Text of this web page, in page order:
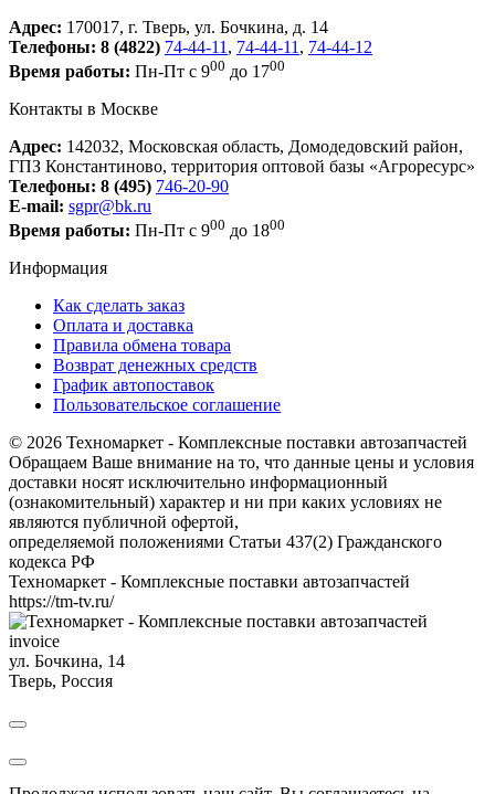
Адрес: 170017, г. Тверь, ул. Бочкина, д. 14
Телефоны: 8 (4822) 74-44-11 , 74-44-11 , 74-44-12
Время работы: Пн-Пт с 900 до 1700
Контакты в Москве
Адрес: 142032, Московская область, Домодедовский район,
ГПЗ Константиново, территория оптовой базы «Агроресурс»
Телефоны: 8 (495) 746-20-90
E-mail: sgpr@bk.ru
Время работы: Пн-Пт с 900 до 1800
Информация
Как сделать заказ
Оплата и доставка
Правила обмена товара
Возврат денежных средств
График автопоставок
Пользовательское соглашение
© 2026 Техномаркет - Комплексные поставки автозапчастей
Обращаем Ваше внимание на то, что данные цены и условия
доставки носят исключительно информационный
(ознакомительный) характер и ни при каких условиях не
являются публичной офертой,
определяемой положениями Статьи 437(2) Гражданского
кодекса РФ
Техномаркет - Комплексные поставки автозапчастей
https://tm-tv.ru/
invoice
ул. Бочкина, 14
Тверь, Россия